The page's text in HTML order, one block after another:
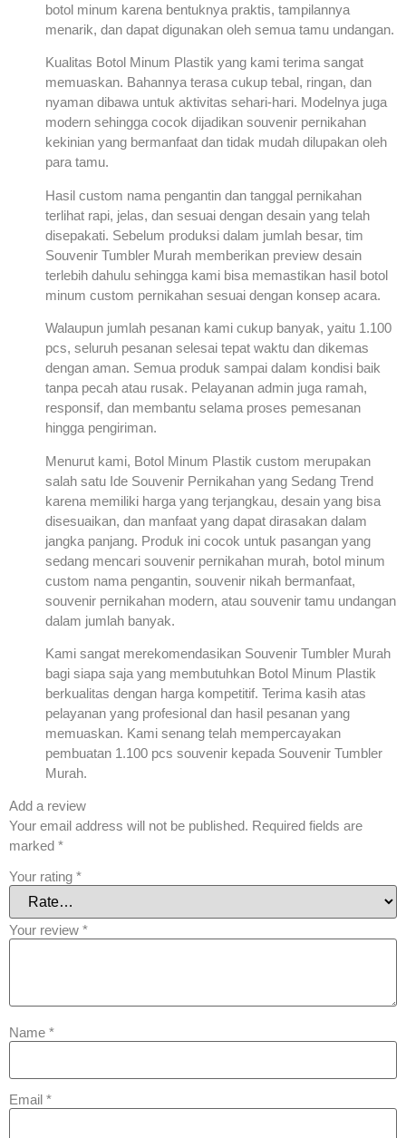
botol minum karena bentuknya praktis, tampilannya
menarik, dan dapat digunakan oleh semua tamu undangan.
Kualitas Botol Minum Plastik yang kami terima sangat
memuaskan. Bahannya terasa cukup tebal, ringan, dan
nyaman dibawa untuk aktivitas sehari-hari. Modelnya juga
modern sehingga cocok dijadikan souvenir pernikahan
kekinian yang bermanfaat dan tidak mudah dilupakan oleh
para tamu.
Hasil custom nama pengantin dan tanggal pernikahan
terlihat rapi, jelas, dan sesuai dengan desain yang telah
disepakati. Sebelum produksi dalam jumlah besar, tim
Souvenir Tumbler Murah memberikan preview desain
terlebih dahulu sehingga kami bisa memastikan hasil botol
minum custom pernikahan sesuai dengan konsep acara.
Walaupun jumlah pesanan kami cukup banyak, yaitu 1.100
pcs, seluruh pesanan selesai tepat waktu dan dikemas
dengan aman. Semua produk sampai dalam kondisi baik
tanpa pecah atau rusak. Pelayanan admin juga ramah,
responsif, dan membantu selama proses pemesanan
hingga pengiriman.
Menurut kami, Botol Minum Plastik custom merupakan
salah satu Ide Souvenir Pernikahan yang Sedang Trend
karena memiliki harga yang terjangkau, desain yang bisa
disesuaikan, dan manfaat yang dapat dirasakan dalam
jangka panjang. Produk ini cocok untuk pasangan yang
sedang mencari souvenir pernikahan murah, botol minum
custom nama pengantin, souvenir nikah bermanfaat,
souvenir pernikahan modern, atau souvenir tamu undangan
dalam jumlah banyak.
Kami sangat merekomendasikan Souvenir Tumbler Murah
bagi siapa saja yang membutuhkan Botol Minum Plastik
berkualitas dengan harga kompetitif. Terima kasih atas
pelayanan yang profesional dan hasil pesanan yang
memuaskan. Kami senang telah mempercayakan
pembuatan 1.100 pcs souvenir kepada Souvenir Tumbler
Murah.
Add a review
Your email address will not be published. Required fields are
marked *
Your rating *
Your review *
Name *
Email *